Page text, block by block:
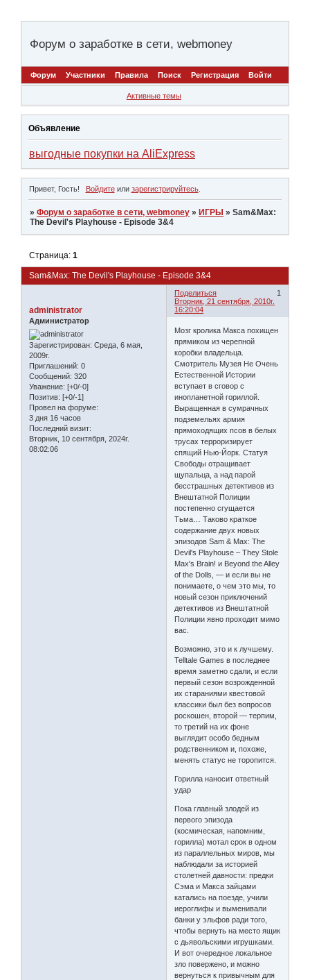
Форум о заработке в сети, webmoney
Форум Участники Правила Поиск Регистрация Войти
Активные темы
Объявление
выгодные покупки на AliExpress
Привет, Гость! Войдитеили зарегистрируйтесь.
»Форум о заработке в сети, webmoney » ИГРЫ »Sam&Max:
The Devil's Playhouse - Episode 3&4
Sam&Max: The Devil's Playhouse - Episode 3&4
Страница:1
Поделиться
1
Вторник, 21 сентября, 2010г.
16:20:04
administrator
Администратор
Зарегистрирован: Среда, 6 мая,
2009г.
Приглашений: 0
Сообщений: 320
Уважение: [+0/-0]
Позитив: [+0/-1]
Провел на форуме:
3 дня 16 часов
Последний визит:
Вторник, 10 сентября, 2024г.
08:02:06
Мозг кролика Макса похищен
прямиком из черепной
коробки владельца.
Смотритель Музея Не Очень
Естественной Истории
вступает в сговор с
инопланетной гориллой.
Выращенная в сумрачных
подземельях армия
прямоходящих псов в белых
трусах терроризирует
спящий Нью-Йорк. Статуя
Свободы отращивает
щупальца, а над парой
бесстрашных детективов из
Внештатной Полиции
постепенно сгущается
Тьма… Таково краткое
содержание двух новых
эпизодов Sam & Max: The
Devil's Playhouse – They Stole
Max's Brain! и Beyond the Alley
of the Dolls, — и если вы не
понимаете, о чем это мы, то
новый сезон приключений
детективов из Внештатной
Полиции явно проходит мимо
вас.
Возможно, это и к лучшему.
Telltale Games в последнее
время заметно сдали, и если
первый сезон возрожденной
их стараниями квестовой
классики был без вопросов
роскошен, второй — терпим,
то третий на их фоне
выглядит особо бедным
родственником и, похоже,
менять статус не торопится.
Горилла наносит ответный
удар
Пока главный злодей из
первого эпизода
(космическая, напомним,
горилла) мотал срок в одном
из параллельных миров, мы
наблюдали за историей
столетней давности: предки
Сэма и Макса зайцами
катались на поезде, учили
иероглифы и выменивали
банки у эльфов ради того,
чтобы вернуть на место ящик
с дьявольскими игрушками.
И вот очередное локальное
зло повержено, и можно
вернуться к привычным для